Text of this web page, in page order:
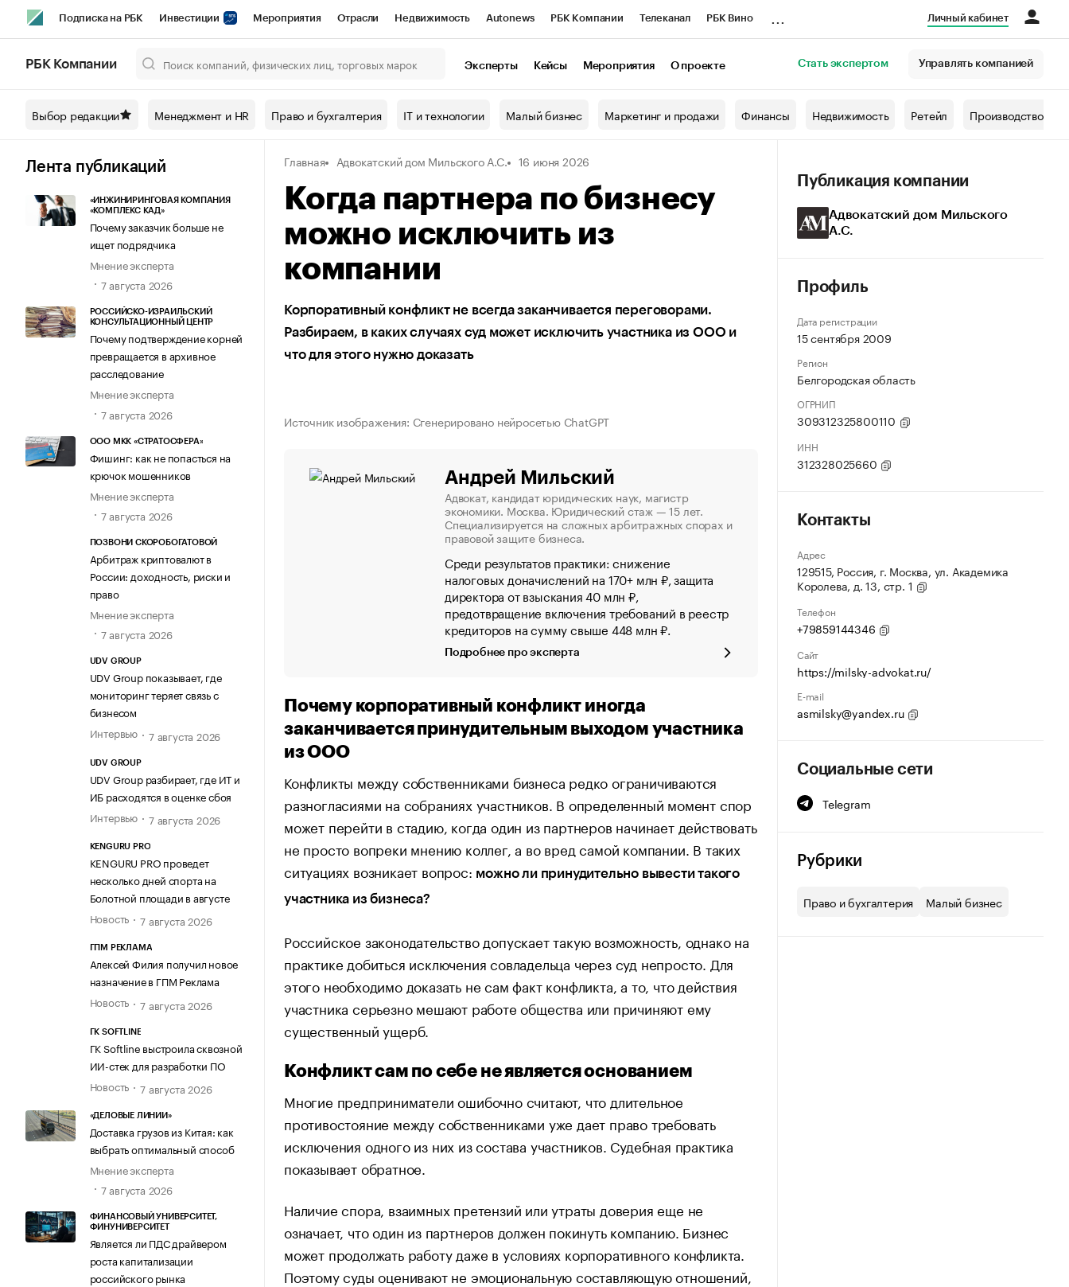
Подписка на РБК Инвестиции Мероприятия Отрасли Недвижимость Autonews РБК Компании Телеканал РБК Вино
Спецпроекты СПб Конференции СПб Спецпроекты Проверка контрагентов
Технологии и медиа Рынок наличной валюты
Личный кабинет
РБК Компании Эксперты Кейсы Мероприятия О проекте Стать экспертом Управлять компанией
Выбор редакции Менеджмент и HR Право и бухгалтерия IT и технологии Малый бизнес Маркетинг и продажи Финансы Недвижимость Ретейл Производство
Лента публикаций
«ИНЖИНИРИНГОВАЯ КОМПАНИЯ
«КОМПЛЕКС КАД»
Почему заказчик больше не
ищет подрядчика
Мнение эксперта
7 августа 2026
РОССИЙСКО-ИЗРАИЛЬСКИЙ
КОНСУЛЬТАЦИОННЫЙ ЦЕНТР
Почему подтверждение корней
превращается в архивное
расследование
Мнение эксперта
7 августа 2026
ООО МКК «СТРАТОСФЕРА»
Фишинг: как не попасться на
крючок мошенников
Мнение эксперта
7 августа 2026
ПОЗВОНИ СКОРОБОГАТОВОЙ
Арбитраж криптовалют в
России: доходность, риски и
право
Мнение эксперта
7 августа 2026
UDV GROUP
UDV Group показывает, где
мониторинг теряет связь с
бизнесом
Интервью
7 августа 2026
UDV GROUP
UDV Group разбирает, где ИТ и
ИБ расходятся в оценке сбоя
Интервью
7 августа 2026
KENGURU PRO
KENGURU PRO проведет
несколько дней спорта на
Болотной площади в августе
Новость
7 августа 2026
ГПМ РЕКЛАМА
Алексей Филия получил новое
назначение в ГПМ Реклама
Новость
7 августа 2026
ГК SOFTLINE
ГК Softline выстроила сквозной
ИИ-стек для разработки ПО
Новость
7 августа 2026
«ДЕЛОВЫЕ ЛИНИИ»
Доставка грузов из Китая: как
выбрать оптимальный способ
Мнение эксперта
7 августа 2026
ФИНАНСОВЫЙ УНИВЕРСИТЕТ,
ФИНУНИВЕРСИТЕТ
Является ли ПДС драйвером
роста капитализации
российского рынка
Главная Адвокатский дом Мильского А.С. 16 июня 2026
Когда партнера по бизнесу
можно исключить из
компании
Корпоративный конфликт не всегда заканчивается переговорами.
Разбираем, в каких случаях суд может исключить участника из ООО и
что для этого нужно доказать
Источник изображения: Сгенерировано нейросетью ChatGPT
Андрей Мильский
Адвокат, кандидат юридических наук, магистр
экономики. Москва. Юридический стаж — 15 лет.
Специализируется на сложных арбитражных спорах и
правовой защите бизнеса.
Среди результатов практики: снижение
налоговых доначислений на 170+ млн ₽, защита
директора от взыскания 40 млн ₽,
предотвращение включения требований в реестр
кредиторов на сумму свыше 448 млн ₽.
Подробнее про эксперта
Почему корпоративный конфликт иногда
заканчивается принудительным выходом участника
из ООО
Конфликты между собственниками бизнеса редко ограничиваются
разногласиями на собраниях участников. В определенный момент спор
может перейти в стадию, когда один из партнеров начинает действовать
не просто вопреки мнению коллег, а во вред самой компании. В таких
ситуациях возникает вопрос: можно ли принудительно вывести такого
участника из бизнеса?
Российское законодательство допускает такую возможность, однако на
практике добиться исключения совладельца через суд непросто. Для
этого необходимо доказать не сам факт конфликта, а то, что действия
участника серьезно мешают работе общества или причиняют ему
существенный ущерб.
Конфликт сам по себе не является основанием
Многие предприниматели ошибочно считают, что длительное
противостояние между собственниками уже дает право требовать
исключения одного из них из состава участников. Судебная практика
показывает обратное.
Наличие спора, взаимных претензий или утраты доверия еще не
означает, что один из партнеров должен покинуть компанию. Бизнес
может продолжать работу даже в условиях корпоративного конфликта.
Поэтому суды оценивают не эмоциональную составляющую отношений,
Публикация компании
Адвокатский дом Мильского
А.С.
Профиль
Дата регистрации
15 сентября 2009
Регион
Белгородская область
ОГРНИП
309312325800110
ИНН
312328025660
Контакты
Адрес
129515, Россия, г. Москва, ул. Академика
Королева, д. 13, стр. 1
Телефон
+79859144346
Сайт
https://milsky-advokat.ru/
E-mail
asmilsky@yandex.ru
Социальные сети
Telegram
Рубрики
Право и бухгалтерия Малый бизнес